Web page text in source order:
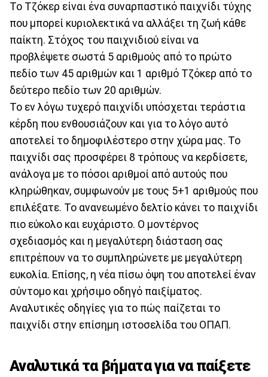
Το Τζόκερ είναι ένα συναρπαστικό παιχνίδι τύχης
που μπορεί κυριολεκτικά να αλλάξει τη ζωή κάθε
παίκτη. Στόχος του παιχνιδιού είναι να
προβλέψετε σωστά 5 αριθμούς από το πρώτο
πεδίο των 45 αριθμών και 1 αριθμό Τζόκερ από το
δεύτερο πεδίο των 20 αριθμών.
Το εν λόγω τυχερό παιχνίδι υπόσχεται τεράστια
κέρδη που ενθουσιάζουν και για το λόγο αυτό
αποτελεί το δημοφιλέστερο στην χώρα μας. Το
παιχνίδι σας προσφέρει 8 τρόπους να κερδίσετε,
ανάλογα με το πόσοι αριθμοί από αυτούς που
κληρώθηκαν, συμφωνούν με τους 5+1 αριθμούς που
επιλέξατε. Το ανανεωμένο δελτίο κάνει το παιχνίδι
πιο εύκολο και ευχάριστο. Ο μοντέρνος
σχεδιασμός και η μεγαλύτερη διάσταση σας
επιτρέπουν να το συμπληρώνετε με μεγαλύτερη
ευκολία. Επίσης, η νέα πίσω όψη του αποτελεί έναν
σύντομο και χρήσιμο οδηγό παιξίματος.
Αναλυτικές οδηγίες για το πώς παίζεται το
παιχνίδι στην επίσημη ιστοσελίδα του ΟΠΑΠ.
Αναλυτικά τα βήματα για να παίξετε